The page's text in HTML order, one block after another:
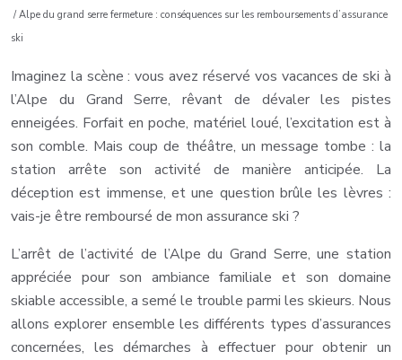
/ Alpe du grand serre fermeture : conséquences sur les remboursements d’assurance
ski
Imaginez la scène : vous avez réservé vos vacances de ski à
l’Alpe du Grand Serre, rêvant de dévaler les pistes
enneigées. Forfait en poche, matériel loué, l’excitation est à
son comble. Mais coup de théâtre, un message tombe : la
station arrête son activité de manière anticipée. La
déception est immense, et une question brûle les lèvres :
vais-je être remboursé de mon assurance ski ?
L’arrêt de l’activité de l’Alpe du Grand Serre, une station
appréciée pour son ambiance familiale et son domaine
skiable accessible, a semé le trouble parmi les skieurs. Nous
allons explorer ensemble les différents types d’assurances
concernées, les démarches à effectuer pour obtenir un